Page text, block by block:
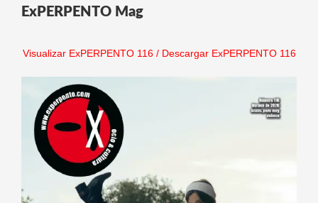
ExPERPENTO Mag
Visualizar ExPERPENTO 116/ Descargar ExPERPENTO 116